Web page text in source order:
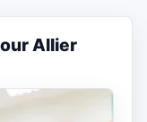
Allier